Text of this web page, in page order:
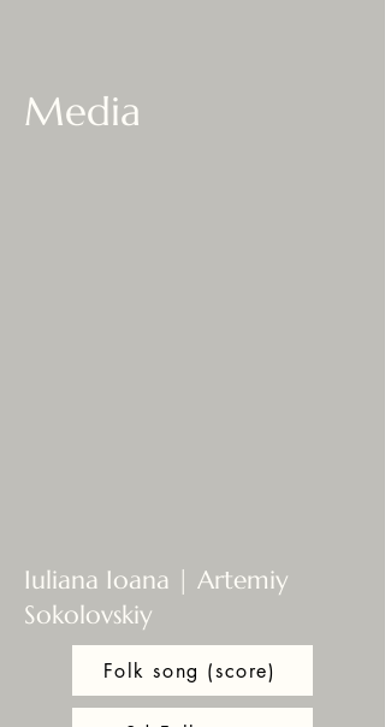
Media
Iuliana Ioana | Artemiy
Sokolovskiy
Folk song (score)